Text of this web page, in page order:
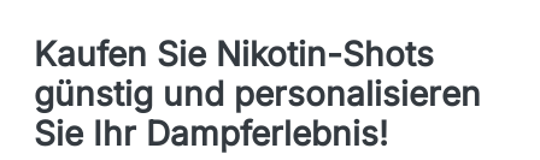
Kaufen Sie Nikotin-Shots
günstig und personalisieren
Sie Ihr Dampferlebnis!